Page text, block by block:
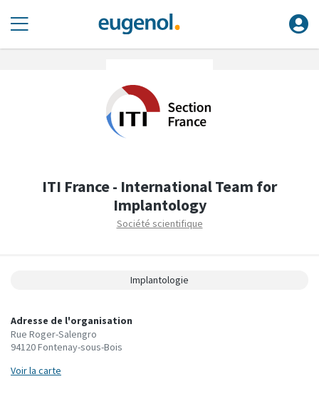
ITI France - International Team for
Implantology
Société scientifique
Implantologie
Adresse de l'organisation
Rue Roger-Salengro
94120 Fontenay-sous-Bois
Voir la carte